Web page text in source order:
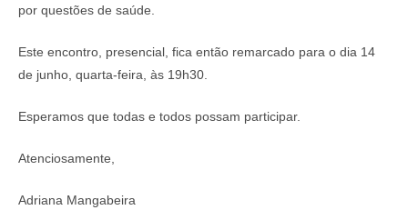
por questões de saúde.
Este encontro, presencial, fica então remarcado para o dia 14
de junho, quarta-feira, às 19h30.
Esperamos que todas e todos possam participar.
Atenciosamente,
Adriana Mangabeira